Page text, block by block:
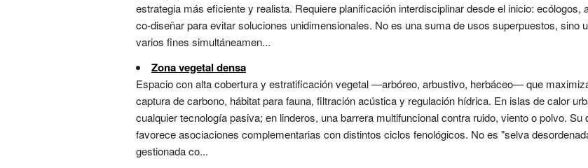
estrategia más eficiente y realista. Requiere planificación interdisciplinar desde el inicio:
co-diseñar para evitar soluciones unidimensionales. No es una suma de usos superpuestos, sino
varios fines simultáneamen...
Zona vegetal densa
Espacio con alta cobertura y estratificación vegetal —arbóreo, arbustivo, herbáceo— que
captura de carbono, hábitat para fauna, filtración acústica y regulación hídrica. En islas de calor
cualquier tecnología pasiva; en linderos, una barrera multifuncional contra ruido, viento o polvo.
favorece asociaciones complementarias con distintos ciclos fenológicos. No es "selva
gestionada co...